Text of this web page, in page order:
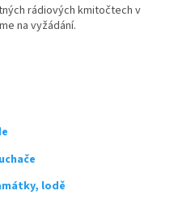
rádiových kmitočtech v
na vyžádání.
lodě